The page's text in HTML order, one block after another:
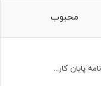
محبوب
پایان کار...